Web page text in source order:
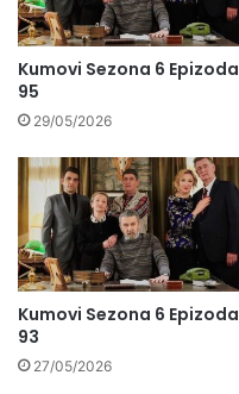
Kumovi Sezona 6 Epizoda
95
29/05/2026
Kumovi Sezona 6 Epizoda
93
27/05/2026